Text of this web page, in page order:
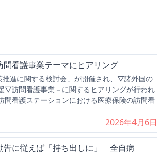
問看護事業テーマにヒアリング
進に関する検討会」が開催され、▽諸外国の
▽訪問看護事業－に関するヒアリングが行われ
看護ステーションにおける医療保険の訪問看
2026年4月6日
告に従えば「持ち出しに」 全自病